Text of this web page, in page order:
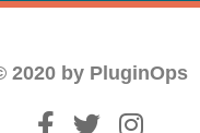
2020 by PluginOps